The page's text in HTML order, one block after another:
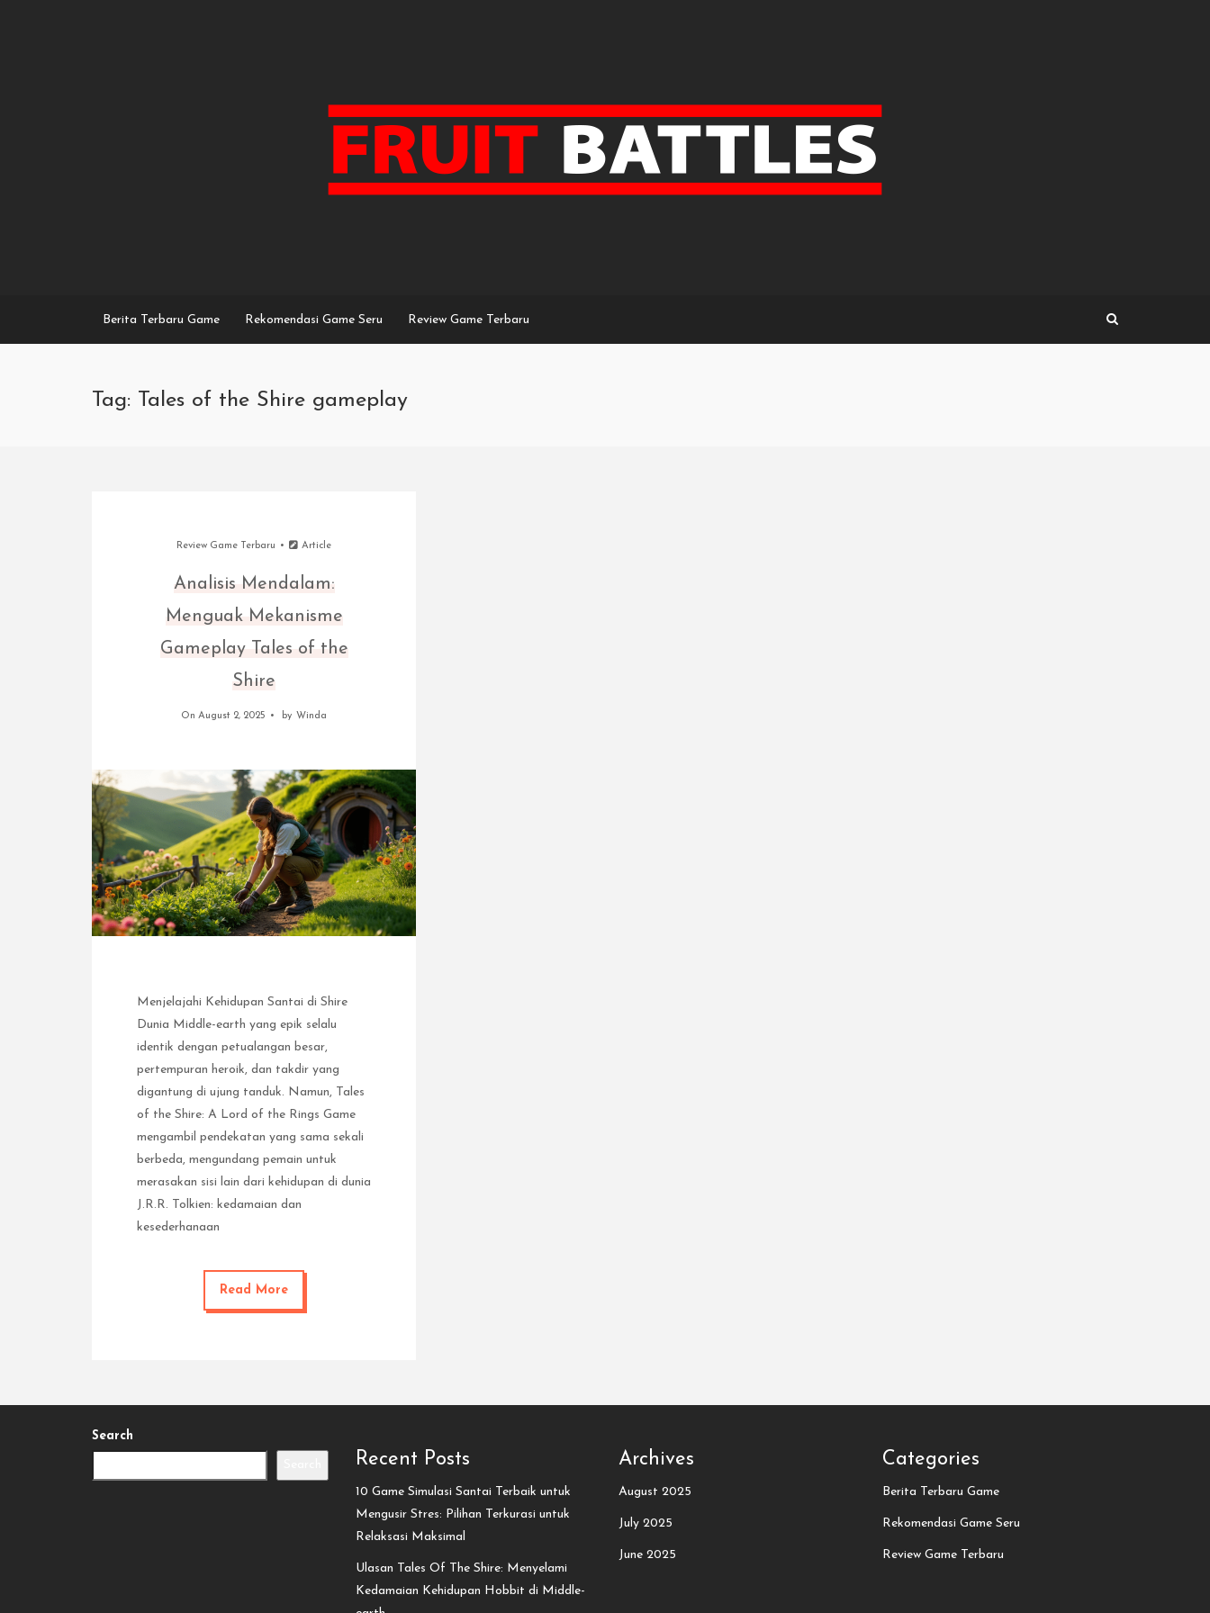
Berita Terbaru Game Rekomendasi Game Seru Review Game Terbaru
Tag: Tales of the Shire gameplay
Review Game Terbaru Article
Analisis Mendalam:
Menguak Mekanisme
Gameplay Tales of the
Shire
On August 2, 2025 by Winda
Menjelajahi Kehidupan Santai di Shire
Dunia Middle-earth yang epik selalu
identik dengan petualangan besar,
pertempuran heroik, dan takdir yang
digantung di ujung tanduk. Namun, Tales
of the Shire: A Lord of the Rings Game
mengambil pendekatan yang sama sekali
berbeda, mengundang pemain untuk
merasakan sisi lain dari kehidupan di dunia
J.R.R. Tolkien: kedamaian dan
kesederhanaan
Read More
Search
Recent Posts
10 Game Simulasi Santai Terbaik untuk
Mengusir Stres: Pilihan Terkurasi untuk
Relaksasi Maksimal
Ulasan Tales Of The Shire: Menyelami
Kedamaian Kehidupan Hobbit di Middle-
Archives
August 2025
July 2025
June 2025
Categories
Berita Terbaru Game
Rekomendasi Game Seru
Review Game Terbaru